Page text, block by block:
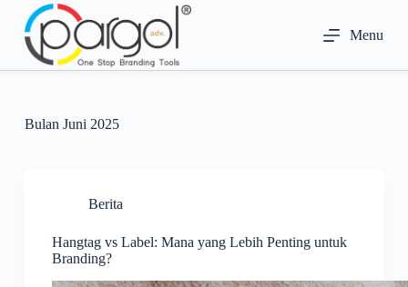
k
o
Menu
Bulan Juni 2025
Berita
Hangtag vs Label: Mana yang Lebih Penting untuk
Branding?